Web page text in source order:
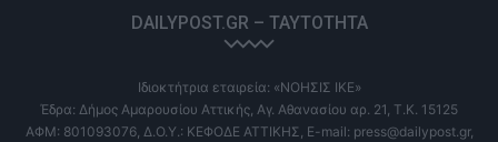
DAILYPOST.GR – ΤΑΥΤΌΤΗΤΑ
Ιδιοκτήτρια εταιρεία: «ΝΟΗΣΙΣ ΙΚΕ»
Έδρα: Δήμος Αμαρουσίου Αττικής, Αγ. Αθανασίου αρ. 21, Τ.Κ. 15125
ΑΦΜ: 801093076, Δ.Ο.Υ.: ΚΕΦΟΔΕ ΑΤΤΙΚΗΣ, E-mail: press@dailypost.gr,